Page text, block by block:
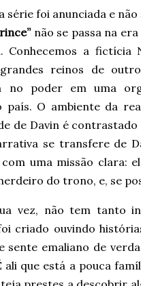
série foi anunciada e não
não se passa na era
Conhecemos a fictícia
reinos de
no poder em uma
O ambiente da
de Davin é contrastado
se transfere de
uma missão clara:
do trono, e, se
vez, não tem tanto
criado ouvindo
sente emaliano de
ali que está a pouca